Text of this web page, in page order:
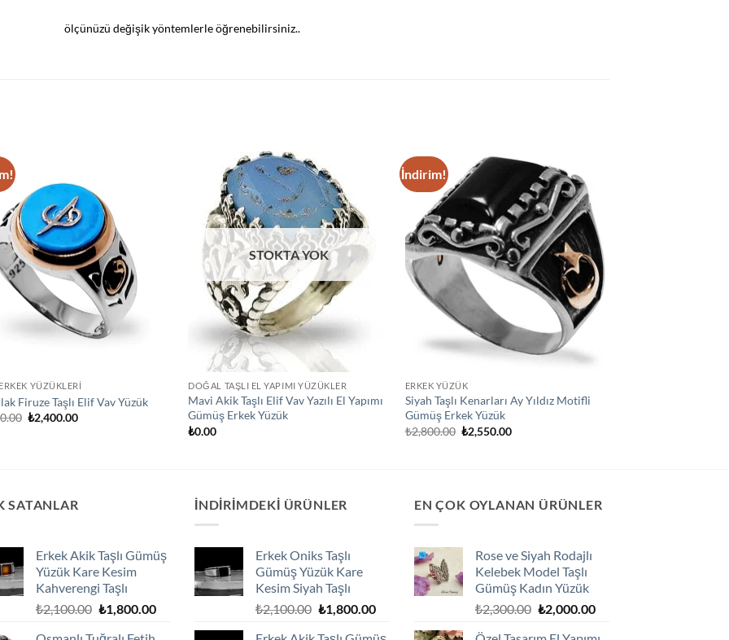
ölçünüzü değişik yöntemlerle öğrenebilirsiniz..
YÜZÜKLERI
Firuze Taşlı Elif Vav Yüzük
Orijinal
fiyat:
₺2,400.00Şu
STOKTA YOK
DOĞAL TAŞLI EL YAPIMI YÜZÜKLER
Mavi Akik Taşlı Elif Vav Yazılı El Yapımı
Gümüş Erkek Yüzük
₺0.00
İndirim!
Add to
wishlist
ERKEK YÜZÜK
Siyah Taşlı Kenarları Ay Yıldız Motifli
Gümüş Erkek Yüzük
₺2,800.00 Orijinal
fiyat:
₺2,550.00Şu
SATANLAR
Erkek Akik Taşlı Gümüş
Yüzük Kare Kesim
Kahverengi Taşlı
₺2,100.00 Orijinal
₺1,800.00Şu
İNDIRIMDEKI ÜRÜNLER
Erkek Oniks Taşlı
Gümüş Yüzük Kare
Kesim Siyah Taşlı
₺2,100.00 Orijinal
₺1,800.00Şu
EN ÇOK OYLANAN ÜRÜNLER
Rose ve Siyah Rodajlı
Kelebek Model Taşlı
Gümüş Kadın Yüzük
₺2,300.00 Orijinal
₺2,000.00Şu